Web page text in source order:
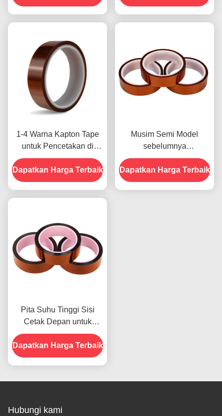
untuk Model Sebelumnya
1-4 Warna Kapton Tape
untuk Pencetakan di
Bagian Depan
Dapatkan Harga Terbaik
Musim Semi Model
sebelumnya
menampilkan Ketahanan
Terhadap Kelembaban
dan Kekuatan Kupas
Dapatkan Harga Terbaik
Pita Suhu Tinggi Sisi
Cetak Depan untuk
Produk Dalam Stok
Dapatkan Harga Terbaik
Hubungi kami